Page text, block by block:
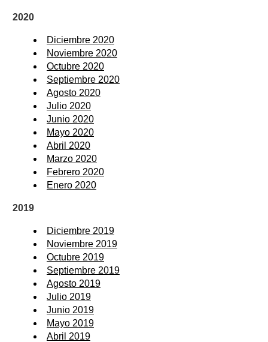
2020
Diciembre 2020
Noviembre 2020
Octubre 2020
Septiembre 2020
Agosto 2020
Julio 2020
Junio 2020
Mayo 2020
Abril 2020
Marzo 2020
Febrero 2020
Enero 2020
2019
Diciembre 2019
Noviembre 2019
Octubre 2019
Septiembre 2019
Agosto 2019
Julio 2019
Junio 2019
Mayo 2019
Abril 2019